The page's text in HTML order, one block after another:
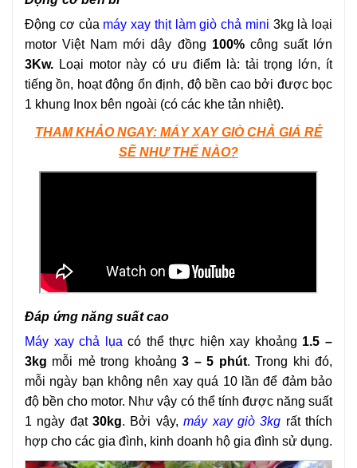
Động cơ của máy xay thịt làm giò chả mini 3kg là loại
motor Việt Nam mới dây đồng 100%công suất lớn
3Kw. Loại motor này có ưu điểm là: tải trọng lớn, ít
tiếng ồn, hoạt động ổn định, độ bền cao bởi được bọc
1 khung Inox bên ngoài (có các khe tản nhiệt).
THAM KHẢO NGAY: MÁY XAY GIÒ CHẢ GIÁ RẺ
SẼ NHƯ THẾ NÀO?
Đáp ứng năng suất cao
Máy xay chả lụa có thể thực hiện xay khoảng 1.5 –
3kg mỗi mẻ trong khoảng 3 – 5 phút. Trong khi đó,
mỗi ngày bạn không nên xay quá 10 lần để đảm bảo
độ bền cho motor. Như vậy có thể tính được năng suất
1 ngày đạt30kg. Bởi vậy,máy xay giò 3kg rất thích
hợp cho các gia đình, kinh doanh hộ gia đình sử dụng.